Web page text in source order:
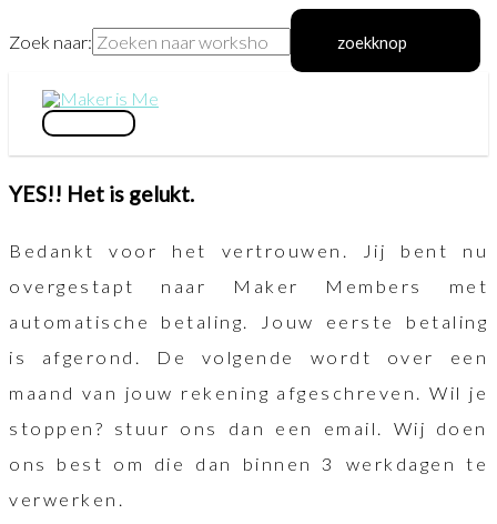
Zoek naar: zoekknop
de
inhoud
hoofdmenu
YES!! Het is gelukt.
Bedankt voor het vertrouwen. Jij bent nu
overgestapt naar Maker Members met
automatische betaling. Jouw eerste betaling
is afgerond. De volgende wordt over een
maand van jouw rekening afgeschreven. Wil je
stoppen? stuur ons dan een email. Wij doen
ons best om die dan binnen 3 werkdagen te
verwerken.